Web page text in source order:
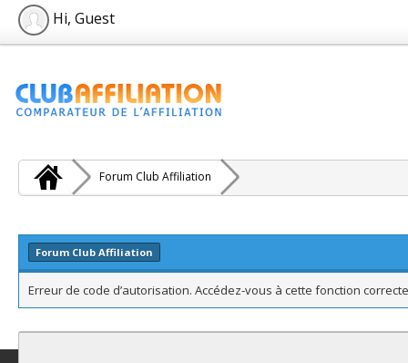
Hi, Guest
Forum Club Affiliation
Forum Club Affiliation
Erreur de code d’autorisation. Accédez-vous à cette fonction